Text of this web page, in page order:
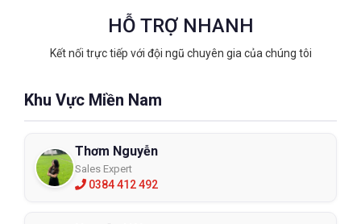
HỖ TRỢ NHANH
Kết nối trực tiếp với đội ngũ chuyên gia của chúng tôi
Khu Vực Miền Nam
Thơm Nguyễn
Sales Expert
0384 412 492